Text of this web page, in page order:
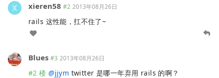
xieren58 #2 2013年08月26日
rails 这性能，扛不住了~
Blues #3 2013年08月26日
#2 楼 @jjym twitter 是哪一年弃用 rails 的啊？